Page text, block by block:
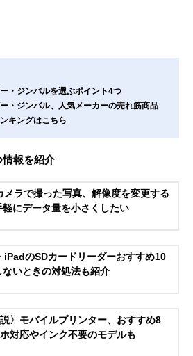
・ジンバルを選ぶポイント4つ
・ジンバル、人気メーカーの売れ筋商品
キングはこちら
報を紹介
ラで撮った写真、解像度を変更する
軽にデータ量を小さくしたい
のSDカードリーダーおすすめ10
ないときの対処法も紹介
説〉モバイルプリンター、おすすめ8
対応やインク不要のモデルも